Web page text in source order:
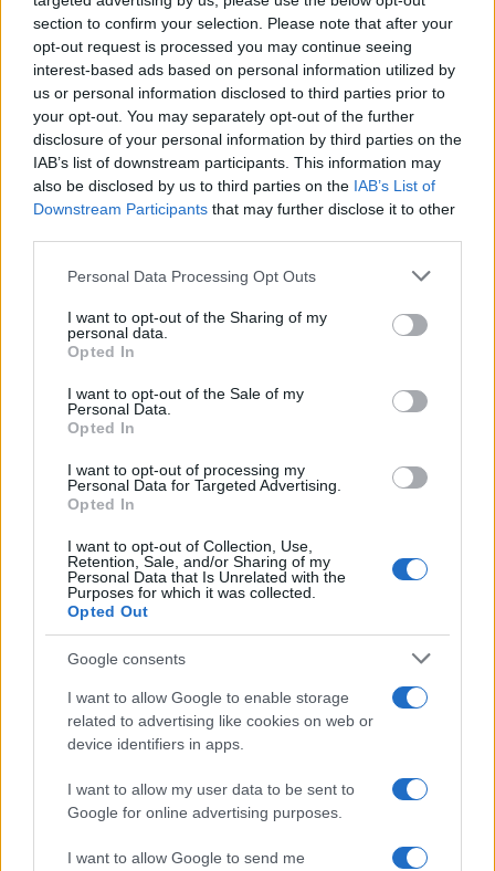
section to confirm your selection. Please note that after your
opt-out request is processed you may continue seeing
interest-based ads based on personal information utilized by
us or personal information disclosed to third parties prior to
your opt-out. You may separately opt-out of the further
disclosure of your personal information by third parties on the
IAB’s list of downstream participants. This information may
also be disclosed by us to third parties on the IAB’s List of
Downstream Participants that may further disclose it to other
Please note that this website/app uses one or more Google
not limited to your visit or usage behaviour. You may click to
grant or deny consent to Google and its third-party tags to
use your data for below specified purposes in below Google
consent section.
Personal Data Processing Opt Outs
I want to opt-out of the Sharing of my
personal data.
Opted In
I want to opt-out of the Sale of my
Personal Data.
Opted In
I want to opt-out of processing my
Personal Data for Targeted Advertising.
Opted In
I want to opt-out of Collection, Use,
Retention, Sale, and/or Sharing of my
Personal Data that Is Unrelated with the
Purposes for which it was collected.
Opted Out
Google consents
I want to allow Google to enable storage
related to advertising like cookies on web or
device identifiers in apps.
I want to allow my user data to be sent to
Google for online advertising purposes.
I want to allow Google to send me
σημείο του ταχύπλοου και με το που πήραμε
σήμα, το εντοπισαμε και φτάσαμε κοντά τους».
ΔΙΑΦΗΜΙΣΗ
Σχόλια
Αν τα χάσατε
Κυψέλη: «Δεν μπορώ να το
το ζευγάρι Αμερικανών
που «υιοθέτησε» τον
26χρονο Αφγανό στη
Δύο νεκροί σε τροχαίο
Σέρρες -
συγκρούστηκε με